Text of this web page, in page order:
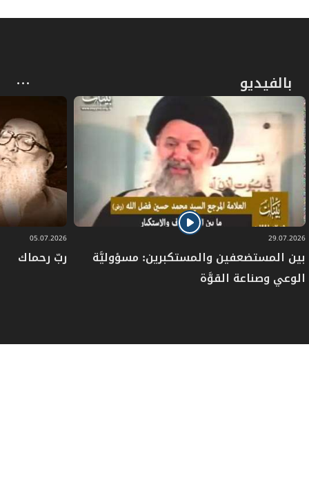
بالفيديو
29.07.2026
بين المستضعفين والمستكبرين: مسؤوليَّة
الوعي وصناعة القوَّة
05.07.2026
ربّ رحماك